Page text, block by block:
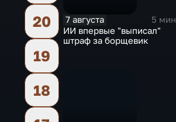
20
19
18
7 августа
5 мин
ИИ впервые "выписал"
штраф за борщевик